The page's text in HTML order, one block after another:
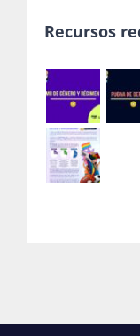
Recursos